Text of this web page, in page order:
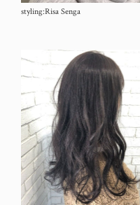
styling:Risa Senga